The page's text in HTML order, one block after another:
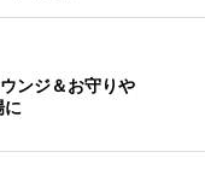
ンジ＆お守りや